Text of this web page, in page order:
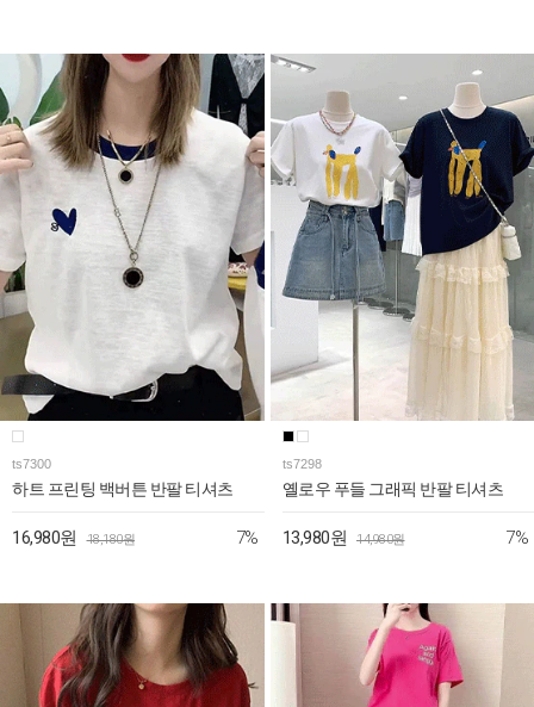
ts7300
하트 프린팅 백버튼 반팔 티셔츠
16,980원 18,180원 7%
ts7298
옐로우 푸들 그래픽 반팔 티셔츠
13,980원 14,980원 7%